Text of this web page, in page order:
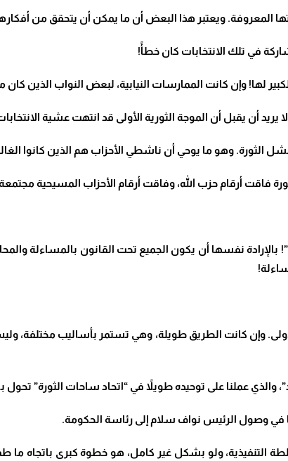
المعروفة. ويعتبر هذا البعض أن ما يمكن أن يتحقق من
في تلك الانتخابات كان خطأً!
لها! وإن كانت الممارسات النيابية، لبعض النواب الذين
أن يقبل أن الموجة الثورية الأولى قد انتهت عشية الانتخابات
وهو ما يوحي أن ناشطي الأحزاب هم الذين كانوا
فاقت أرقام حزب الله، وفاقت أرقام الأحزاب المسيحية
بالإرادة نفسها أن يكون الجميع تحت القانون بالمساءلة
!
وإن كانت الطريق طويلة، وهي تستمر بأساليب مختلفة،
والذي عملنا على توحيده طويلاً في “اتحاد ساحات الثورة”
.